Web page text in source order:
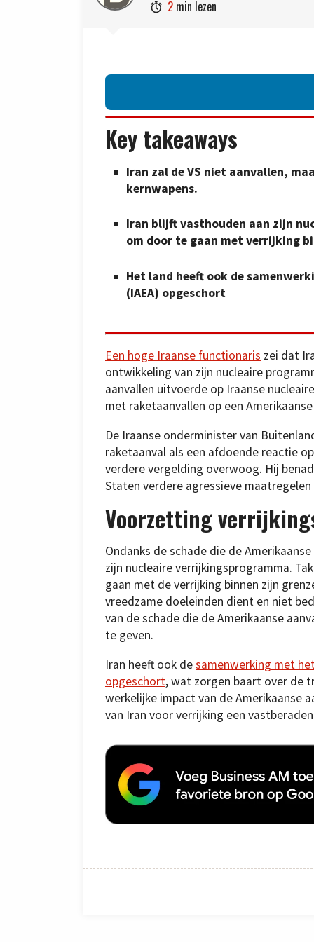
 2 min lezen
Key takeaways
Iran zal de VS niet aanvallen,
kernwapens.
Iran blijft vasthouden aan zijn
om door te gaan met verrijking
Het land heeft ook de
(IAEA) opgeschort
Een hoge Iraanse functionaris zei dat
ontwikkeling van zijn nucleaire
aanvallen uitvoerde op Iraanse
met raketaanvallen op een
De Iraanse onderminister van
raketaanval als een afdoende reactie
verdere vergelding overwoog. Hij
Staten verdere agressieve maatregelen
Voorzetting
Ondanks de schade die de
zijn nucleaire verrijkingsprogramma.
gaan met de verrijking binnen zijn
vreedzame doeleinden dient en niet
van de schade die de Amerikaanse
te geven.
Iran heeft ook desamenwerking met
opgeschort, wat zorgen baart over de
werkelijke impact van de Amerikaanse
van Iran voor verrijking een